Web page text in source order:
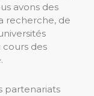
avons des
recherche, de
cours des
partenariats